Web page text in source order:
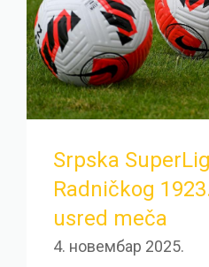
Srpska
Radničkog
usred meča
4. новембар 2025.